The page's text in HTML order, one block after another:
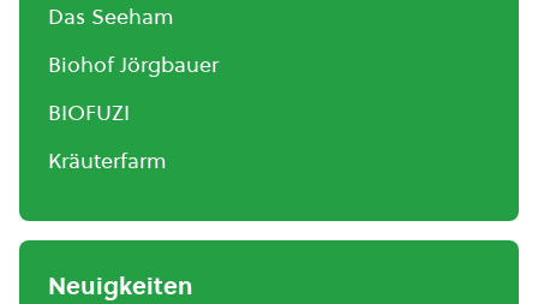
Das Seeham
Biohof Jörgbauer
BIOFUZI
Kräuterfarm
Neuigkeiten